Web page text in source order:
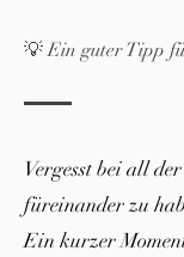
💡 Ein guter Tipp
Vergesst bei all
füreinander zu
Ein kurzer